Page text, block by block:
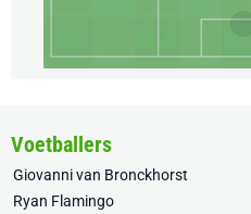
Voetballers
Giovanni van Bronckhorst
Ryan Flamingo